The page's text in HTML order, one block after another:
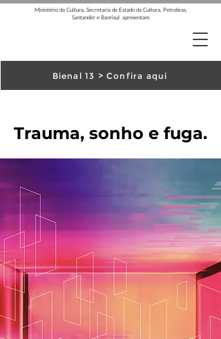
Ministério da Cultura, Secretaria de Estado da Cultura, Petrobras,
Santander e Banrisul apresentam
Bienal 13 > Confira aqui
Trauma, sonho e fuga.